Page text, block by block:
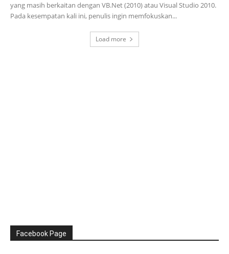
yang masih berkaitan dengan VB.Net (2010) atau Visual Studio 2010.
Pada kesempatan kali ini, penulis ingin memfokuskan...
Load more
Facebook Page